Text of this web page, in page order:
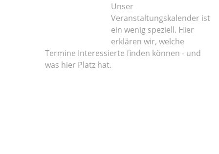
Unser
Veranstaltungskalender ist
ein wenig speziell. Hier
erklären wir, welche
Termine Interessierte finden können - und
was hier Platz hat.